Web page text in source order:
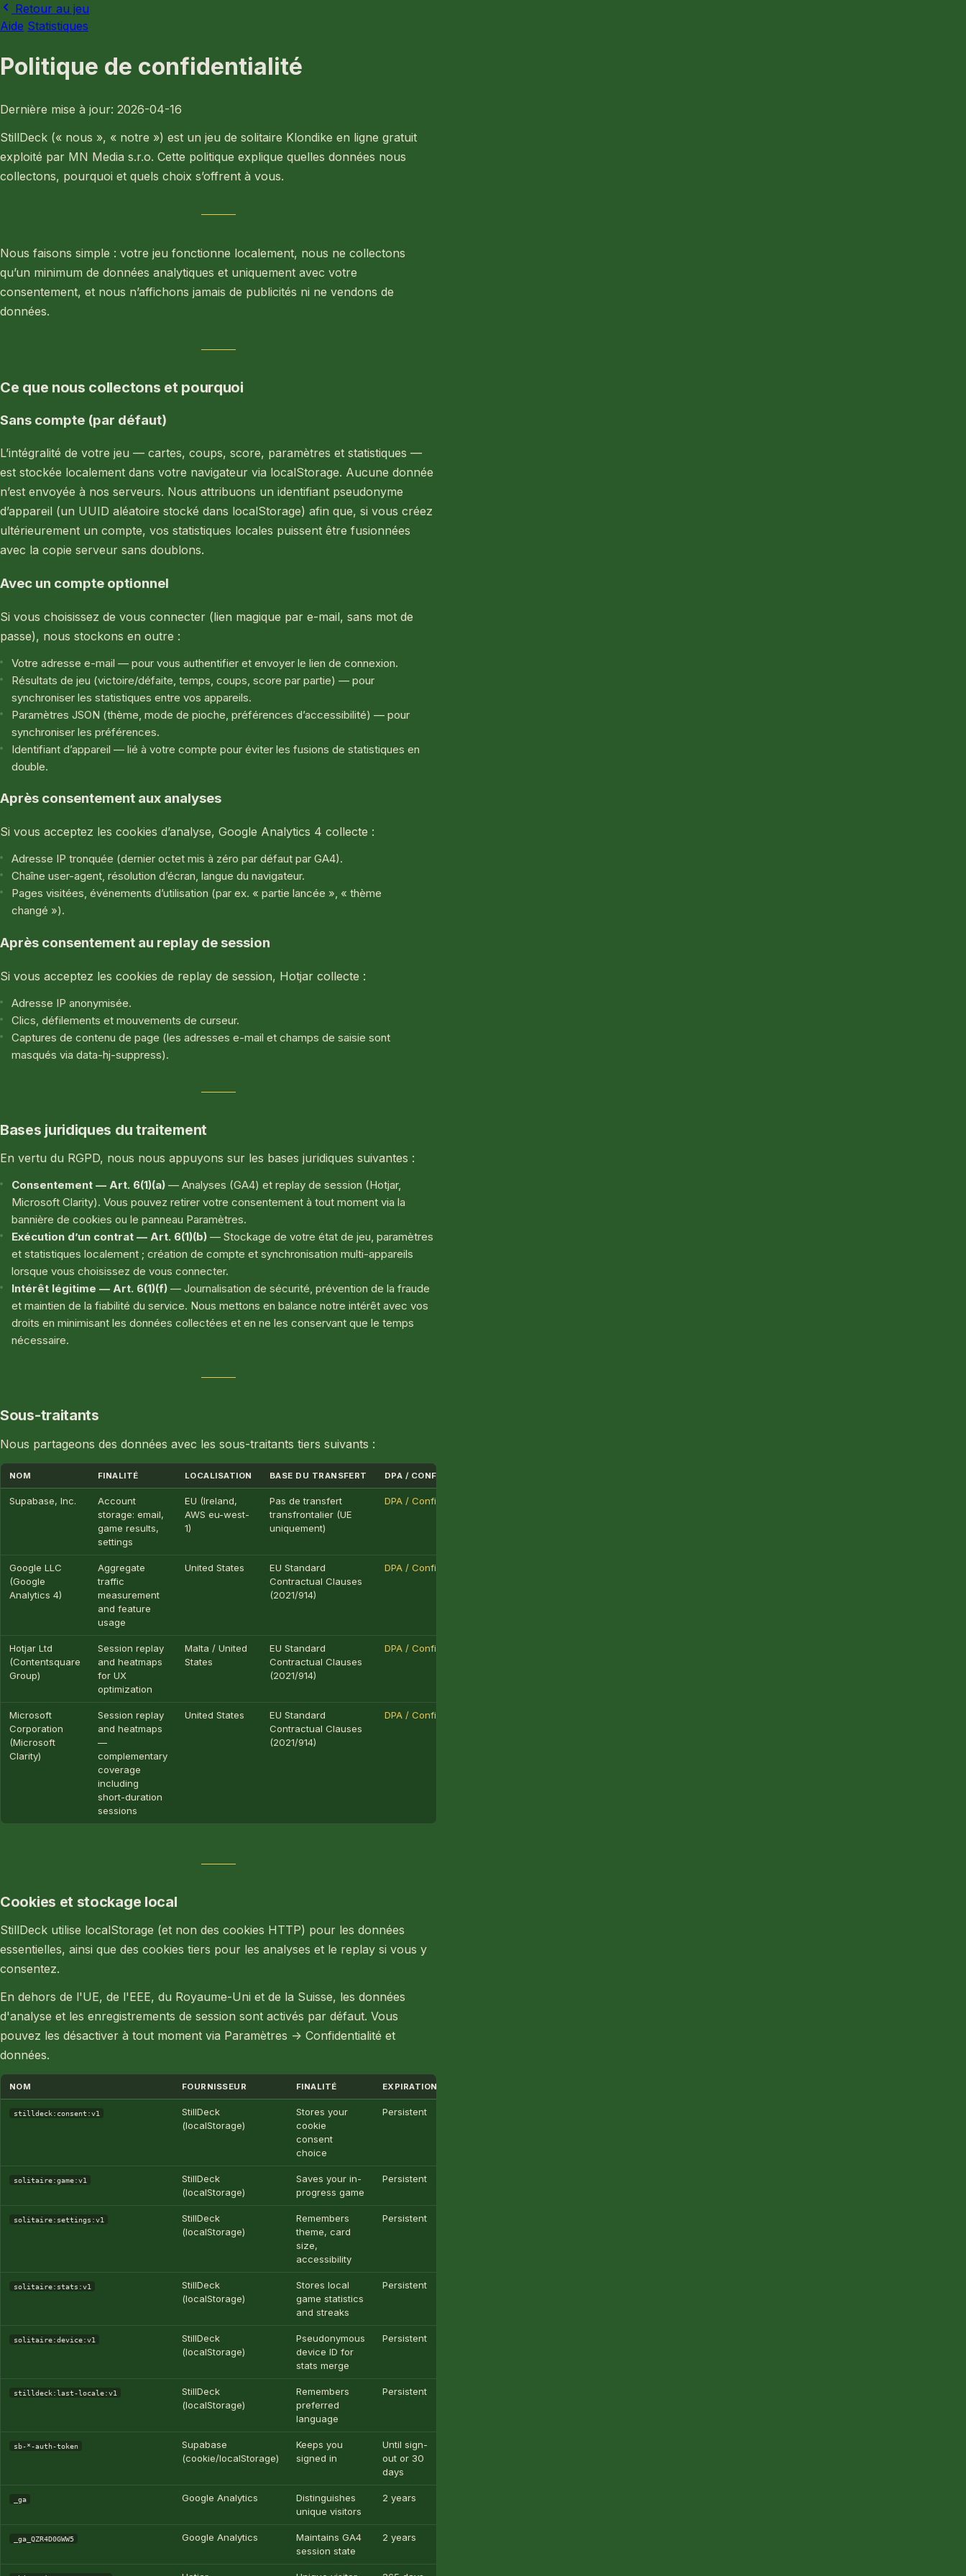
Retour au jeu
Aide Statistiques
Politique de confidentialité
Dernière mise à jour: 2026-04-16
StillDeck (« nous », « notre ») est un jeu de solitaire Klondike en ligne gratuit
exploité par MN Media s.r.o. Cette politique explique quelles données nous
collectons, pourquoi et quels choix s’offrent à vous.
Nous faisons simple : votre jeu fonctionne localement, nous ne collectons
qu’un minimum de données analytiques et uniquement avec votre
consentement, et nous n’affichons jamais de publicités ni ne vendons de
données.
Ce que nous collectons et pourquoi
Sans compte (par défaut)
L’intégralité de votre jeu — cartes, coups, score, paramètres et statistiques —
est stockée localement dans votre navigateur via localStorage. Aucune donnée
n’est envoyée à nos serveurs. Nous attribuons un identifiant pseudonyme
d’appareil (un UUID aléatoire stocké dans localStorage) afin que, si vous créez
ultérieurement un compte, vos statistiques locales puissent être fusionnées
avec la copie serveur sans doublons.
Avec un compte optionnel
Si vous choisissez de vous connecter (lien magique par e-mail, sans mot de
passe), nous stockons en outre :
Votre adresse e-mail — pour vous authentifier et envoyer le lien de connexion.
Résultats de jeu (victoire/défaite, temps, coups, score par partie) — pour
synchroniser les statistiques entre vos appareils.
Paramètres JSON (thème, mode de pioche, préférences d’accessibilité) — pour
synchroniser les préférences.
Identifiant d’appareil — lié à votre compte pour éviter les fusions de statistiques en
double.
Après consentement aux analyses
Si vous acceptez les cookies d’analyse, Google Analytics 4 collecte :
Adresse IP tronquée (dernier octet mis à zéro par défaut par GA4).
Chaîne user-agent, résolution d’écran, langue du navigateur.
Pages visitées, événements d’utilisation (par ex. « partie lancée », « thème
changé »).
Après consentement au replay de session
Si vous acceptez les cookies de replay de session, Hotjar collecte :
Adresse IP anonymisée.
Clics, défilements et mouvements de curseur.
Captures de contenu de page (les adresses e-mail et champs de saisie sont
masqués via data-hj-suppress).
Bases juridiques du traitement
En vertu du RGPD, nous nous appuyons sur les bases juridiques suivantes :
Consentement — Art. 6(1)(a) — Analyses (GA4) et replay de session (Hotjar,
Microsoft Clarity). Vous pouvez retirer votre consentement à tout moment via la
bannière de cookies ou le panneau Paramètres.
Exécution d’un contrat — Art. 6(1)(b) — Stockage de votre état de jeu, paramètres
et statistiques localement ; création de compte et synchronisation multi-appareils
lorsque vous choisissez de vous connecter.
Intérêt légitime — Art. 6(1)(f) — Journalisation de sécurité, prévention de la fraude
et maintien de la fiabilité du service. Nous mettons en balance notre intérêt avec vos
droits en minimisant les données collectées et en ne les conservant que le temps
nécessaire.
Sous-traitants
Nous partageons des données avec les sous-traitants tiers suivants :
NOM FINALITÉ LOCALISATION BASE DU TRANSFERT DPA / CONFIDENTIALITÉ
Supabase, Inc.
Account
storage: email,
game results,
settings
EU (Ireland,
AWS eu-west-
1)
Pas de transfert
transfrontalier (UE
uniquement)
DPA / Confidentialité
Google LLC
(Google
Analytics 4)
Aggregate
traffic
measurement
and feature
usage
United States
EU Standard
Contractual Clauses
(2021/914)
DPA / Confidentialité
Hotjar Ltd
(Contentsquare
Group)
Session replay
and heatmaps
for UX
optimization
Malta / United
States
EU Standard
Contractual Clauses
(2021/914)
DPA / Confidentialité
Microsoft
Corporation
(Microsoft
Clarity)
Session replay
and heatmaps
—
complementary
coverage
including
short-duration
sessions
United States
EU Standard
Contractual Clauses
(2021/914)
DPA / Confidentialité
Cookies et stockage local
StillDeck utilise localStorage (et non des cookies HTTP) pour les données
essentielles, ainsi que des cookies tiers pour les analyses et le replay si vous y
consentez.
En dehors de l'UE, de l'EEE, du Royaume-Uni et de la Suisse, les données
d'analyse et les enregistrements de session sont activés par défaut. Vous
pouvez les désactiver à tout moment via Paramètres → Confidentialité et
données.
NOM FOURNISSEUR FINALITÉ EXPIRATION
stilldeck:consent:v1
StillDeck
(localStorage)
Stores your
cookie
consent
choice
Persistent
solitaire:game:v1
StillDeck
(localStorage)
Saves your in-
progress game
Persistent
solitaire:settings:v1
StillDeck
(localStorage)
Remembers
theme, card
size,
accessibility
Persistent
solitaire:stats:v1
StillDeck
(localStorage)
Stores local
game statistics
and streaks
Persistent
solitaire:device:v1
StillDeck
(localStorage)
Pseudonymous
device ID for
stats merge
Persistent
stilldeck:last-locale:v1
StillDeck
(localStorage)
Remembers
preferred
language
Persistent
sb-*-auth-token
Supabase
(cookie/localStorage)
Keeps you
signed in
Until sign-
out or 30
days
_ga Google Analytics
Distinguishes
unique visitors
2 years
_ga_QZR4D0GWW5 Google Analytics
Maintains GA4
session state
2 years